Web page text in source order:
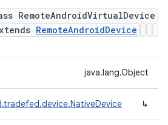
RemoteAndroidVirtualDevice
RemoteAndroidDevice
java.lang.Object
↳